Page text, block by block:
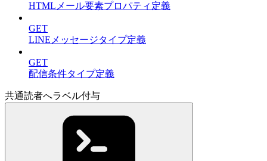
HTMLメール要素プロパティ定義
GET
LINEメッセージタイプ定義
GET
配信条件タイプ定義
共通読者へラベル付与